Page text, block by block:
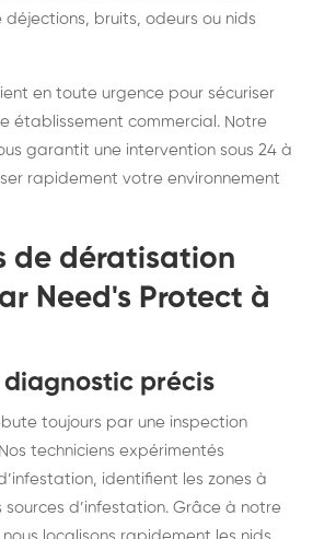
déjections, bruits, odeurs ou nids
en toute urgence pour sécuriser
établissement commercial. Notre
garantit une intervention sous 24 à
rapidement votre environnement
de dératisation
Need's Protect à
diagnostic précis
toujours par une inspection
techniciens expérimentés
identifient les zones à
d’infestation. Grâce à notre